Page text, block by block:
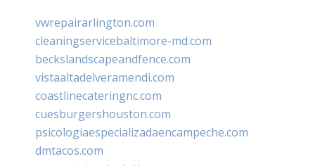
vwrepairarlington.com
cleaningservicebaltimore-md.com
beckslandscapeandfence.com
vistaaltadelveramendi.com
coastlinecateringnc.com
cuesburgershouston.com
psicologiaespecializadaencampeche.com
dmtacos.com